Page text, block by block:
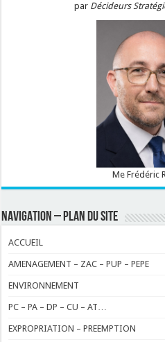
par Décideurs
Me Frédéric
NAVIGATION – PLAN DU SITE
ACCUEIL
AMENAGEMENT – ZAC – PUP – PEPE
ENVIRONNEMENT
PC – PA – DP – CU – AT…
EXPROPRIATION – PREEMPTION